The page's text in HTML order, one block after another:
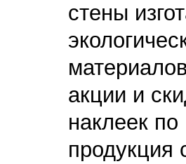
стены
акции и
наклеек
продукция